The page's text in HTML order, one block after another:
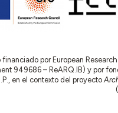
por European
949686 – ReARQ.IB) y por
en el contexto del proyecto